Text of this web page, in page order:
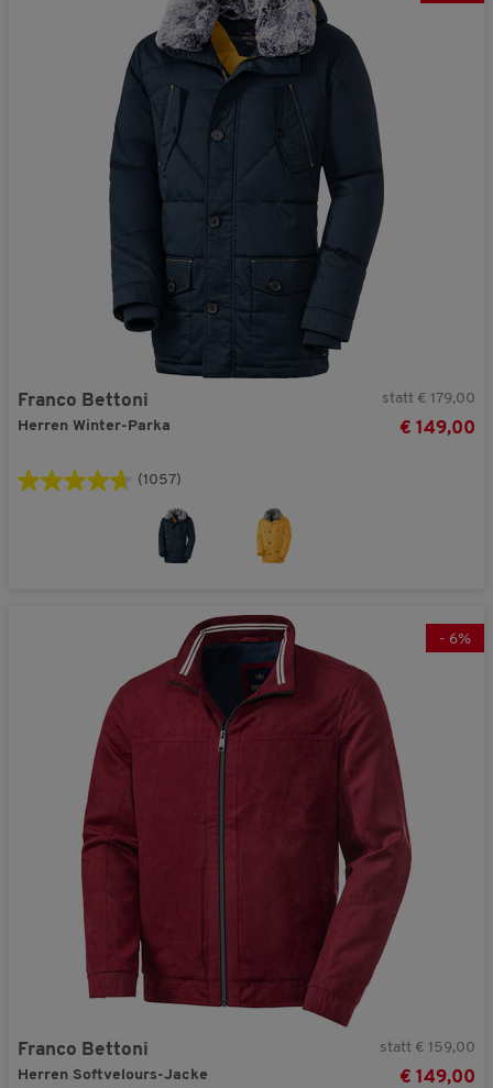
Franco Bettoni
Herren Winter-Parka
statt € 179,00
€ 149,00
(1057)
- 6%
Franco Bettoni
Herren Softvelours-Jacke
statt € 159,00
€ 149,00